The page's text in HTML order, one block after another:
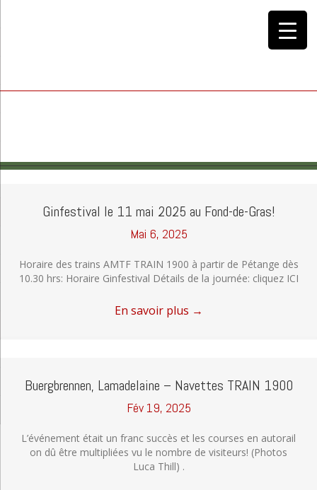
Ginfestival le 11 mai 2025 au Fond-de-Gras!
Mai 6, 2025
Horaire des trains AMTF TRAIN 1900 à partir de Pétange dès
10.30 hrs: Horaire Ginfestival Détails de la journée: cliquez ICI
En savoir plus →
Buergbrennen, Lamadelaine – Navettes TRAIN 1900
Fév 19, 2025
L’événement était un franc succès et les courses en autorail
on dû être multipliées vu le nombre de visiteurs! (Photos
Luca Thill) .